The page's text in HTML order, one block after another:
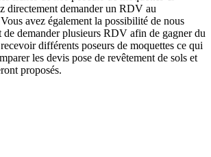
directement demander un RDV au
avez également la possibilité de nous
de demander plusieurs RDV afin de gagner du
différents poseurs de moquettes ce qui
les devis pose de revêtement de sols et
proposés.